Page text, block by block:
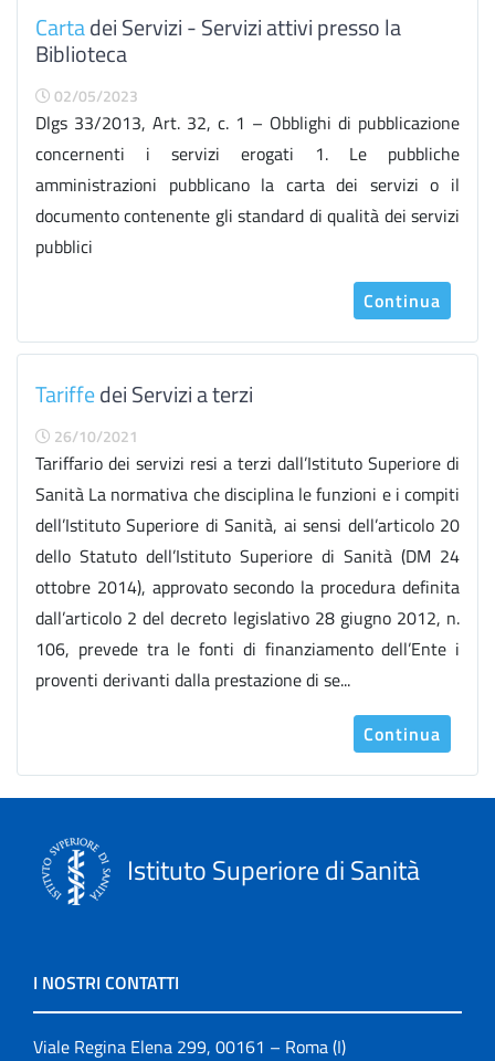
Cartadei Servizi - Servizi attivi presso la
Biblioteca
02/05/2023
Dlgs 33/2013, Art. 32, c. 1 – Obblighi di pubblicazione
concernenti i servizi erogati 1. Le pubbliche
amministrazioni pubblicano la carta dei servizi o il
documento contenente gli standard di qualità dei servizi
pubblici
Continua
Tariffedei Servizi a terzi
26/10/2021
Tariffario dei servizi resi a terzi dall’Istituto Superiore di
Sanità La normativa che disciplina le funzioni e i compiti
dell’Istituto Superiore di Sanità, ai sensi dell’articolo 20
dello Statuto dell’Istituto Superiore di Sanità (DM 24
ottobre 2014), approvato secondo la procedura definita
dall’articolo 2 del decreto legislativo 28 giugno 2012, n.
106, prevede tra le fonti di finanziamento dell’Ente i
proventi derivanti dalla prestazione di se...
Continua
Istituto Superiore di Sanità
I NOSTRI CONTATTI
Viale Regina Elena 299, 00161 – Roma (I)